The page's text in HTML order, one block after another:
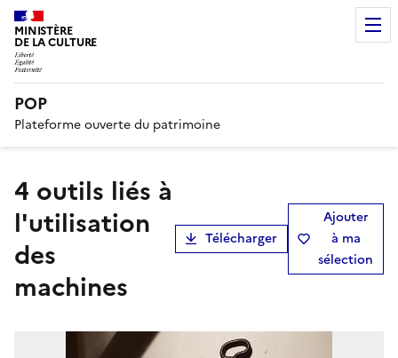
MINISTÈRE
DE LA CULTURE
POP
Plateforme ouverte du patrimoine
4 outils liés à
l'utilisation
des
machines
Télécharger
Ajouter
à ma
sélection